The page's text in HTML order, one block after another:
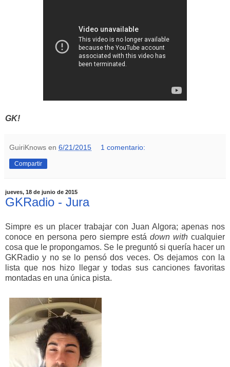
GK!
GuiriKnows en 6/21/2015 1 comentario:
Compartir
jueves, 18 de junio de 2015
GKRadio - Jura
Simpre es un placer trabajar con Juan Algora; apenas nos
conoce en persona pero siempre estádown with cualquier
cosa que le propongamos. Se le preguntó si quería hacer un
GKRadio y no se lo pensó dos veces. Os dejamos con la
lista que nos hizo llegar y todas sus canciones favoritas
montadas en una única pista.